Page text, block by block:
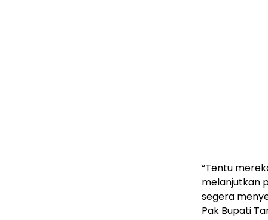
“Tentu
melanjutkan
segera
Pak Bupati